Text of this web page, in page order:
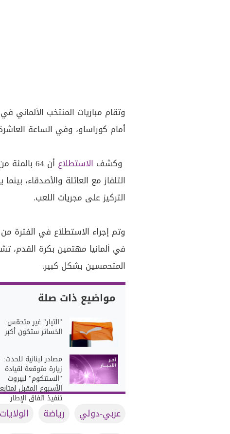
وتقام مباريات المنتخب
أمام كوراساو، وفي الساعة
وكشف الاستطلاع
أن 64
التركيز على مجريات اللعب.
في ألمانيا مهتمين بكرة القدم،
المتحمسين بشكل كبير.
مواضيع ذات صلة
"التيار" غير متحمّس:
الخسائر ستكون أكبر
مصادر لبنانية للحدث:
زيارة متوقعة لقيادة
"السنتكوم" لبيروت
الأسبوع المقبل
تنفيذ اتفاق الإطار
عربي-دولي رياضة